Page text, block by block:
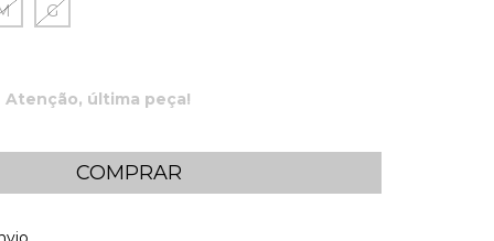
G
Atenção, última peça!